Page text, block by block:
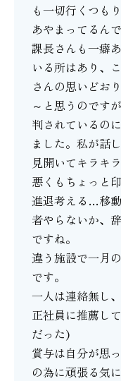
も一切行くつも
あやまってるん
課長さんも一癖
いる所はあり、
さんの思いどお
～と思うのです
判されているの
ました。私が話
見開いてキラキ
悪くもちょっと
進退考える…移
者やらないか、辞
ですね。
違う施設で一月
です。
一人は連絡無し
正社員に推薦し
だった)
賞与は自分が思
の為に頑張る気